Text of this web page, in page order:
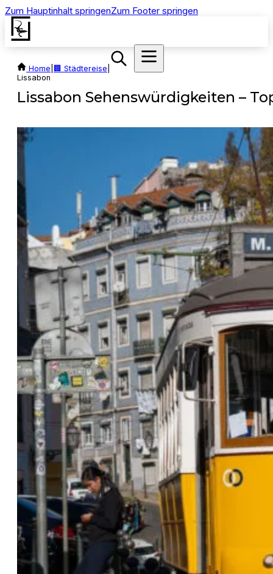
Zum Hauptinhalt springenZum Footer springen
Home 🏢 Städtereise
Lissabon
Lissabon Sehenswürdigkeiten –